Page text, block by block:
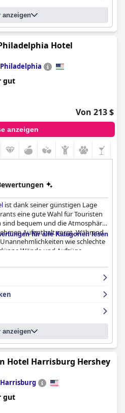
anzeigen
Hotel
Philadelphia
gut
Von 213 $
anzeigen
ist dank seiner günstigen Lage
eine gute Wahl für Touristen
bequem und die Atmosphäre
Aufenthalt sorgt. Während
wie schlechte
Wände und Aufzüge
Aufenthalt außergewöhnlich
etwas eng sein und das
geeignet, aber insgesamt ist es
Unterkunft mit
für alle Kategorien lesen
anzeigen
Hotel Harrisburg Hershey
Harrisburg
gut